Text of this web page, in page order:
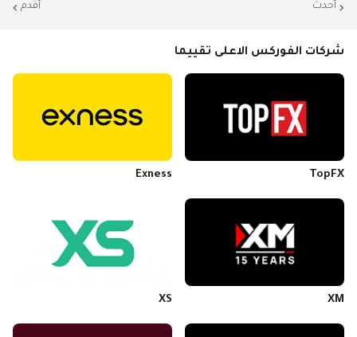
أحدث أقدم
شركات الفوركس الاعلى تقييما
TopFX
Exness
XM
XS